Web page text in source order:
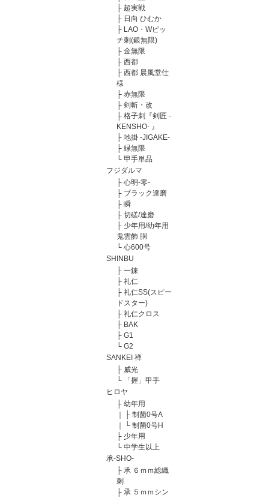
├ 超実戦
├ 日向 ひむか
├ LAO・Wピッ
チ刺(銀無限)
├ 金無限
├ 西都
├ 西都 晨風堂仕
様
├ 赤無限
├ 剣斬・改
├ 格子刺『剣匠 -
KENSHO- 』
├ 地掛 -JIGAKE-
├ 緑無限
└ 甲手単品
フジダルマ
├ 心明-零-
├ ブラック達磨
├ 瞬
├ 切磋/達磨
├ 少年用/幼年用
鬼雲飾 胴
└ 心600号
SHINBU
├ 一錬
├ 礼仁
├ 礼仁SS(スピー
ドスター)
├ 礼仁クロス
├ BAK
├ G1
└ G2
SANKEI 禅
├ 威光
└
「握」甲手
ヒロヤ
├ 幼年用
├ 制菌0号A
└ 制菌0号H
├ 少年用
└ 中学生以上
承-SHO-
├ 承 ６ｍｍ総織
刺
├ 承 ５ｍｍシン